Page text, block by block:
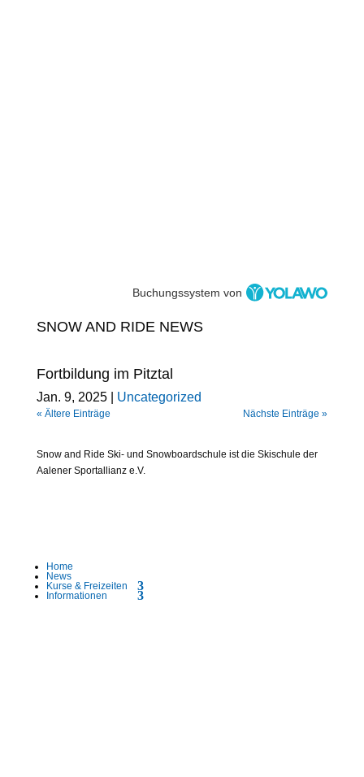
Buchungssystem von
SNOW AND RIDE NEWS
Fortbildung im Pitztal
Jan. 9, 2025| Uncategorized
« Ältere Einträge Nächste Einträge »
Snow and Ride Ski- und Snowboardschule ist die Skischule der
Aalener Sportallianz e.V.
Home
News
Kurse & Freizeiten
Informationen